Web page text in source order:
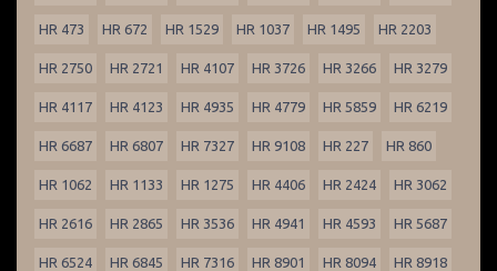
HR 473 HR 672 HR 1529 HR 1037 HR 1495 HR 2203
HR 2750 HR 2721 HR 4107 HR 3726 HR 3266 HR 3279
HR 4117 HR 4123 HR 4935 HR 4779 HR 5859 HR 6219
HR 6687 HR 6807 HR 7327 HR 9108 HR 227 HR 860
HR 1062 HR 1133 HR 1275 HR 4406 HR 2424 HR 3062
HR 2616 HR 2865 HR 3536 HR 4941 HR 4593 HR 5687
HR 6524 HR 6845 HR 7316 HR 8901 HR 8094 HR 8918